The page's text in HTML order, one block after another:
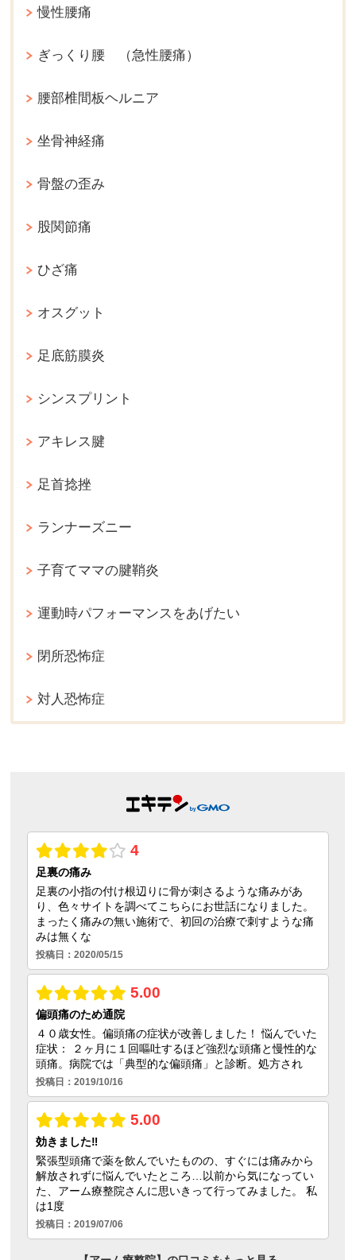
慢性腰痛
ぎっくり腰 （急性腰痛）
腰部椎間板ヘルニア
坐骨神経痛
骨盤の歪み
股関節痛
ひざ痛
オスグット
足底筋膜炎
シンスプリント
アキレス腱
足首捻挫
ランナーズニー
子育てママの腱鞘炎
運動時パフォーマンスをあげたい
閉所恐怖症
対人恐怖症